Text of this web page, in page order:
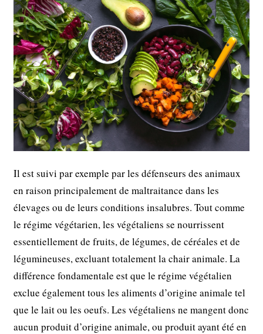
Il est suivi par exemple par les défenseurs des animaux
en raison principalement de maltraitance dans les
élevages ou de leurs conditions insalubres. Tout comme
le régime végétarien, les végétaliens se nourrissent
essentiellement de fruits, de légumes, de céréales et de
légumineuses, excluant totalement la chair animale. La
différence fondamentale est que le régime végétalien
exclue également tous les aliments d’origine animale tel
que le lait ou les oeufs. Les végétaliens ne mangent donc
aucun produit d’origine animale, ou produit ayant été en